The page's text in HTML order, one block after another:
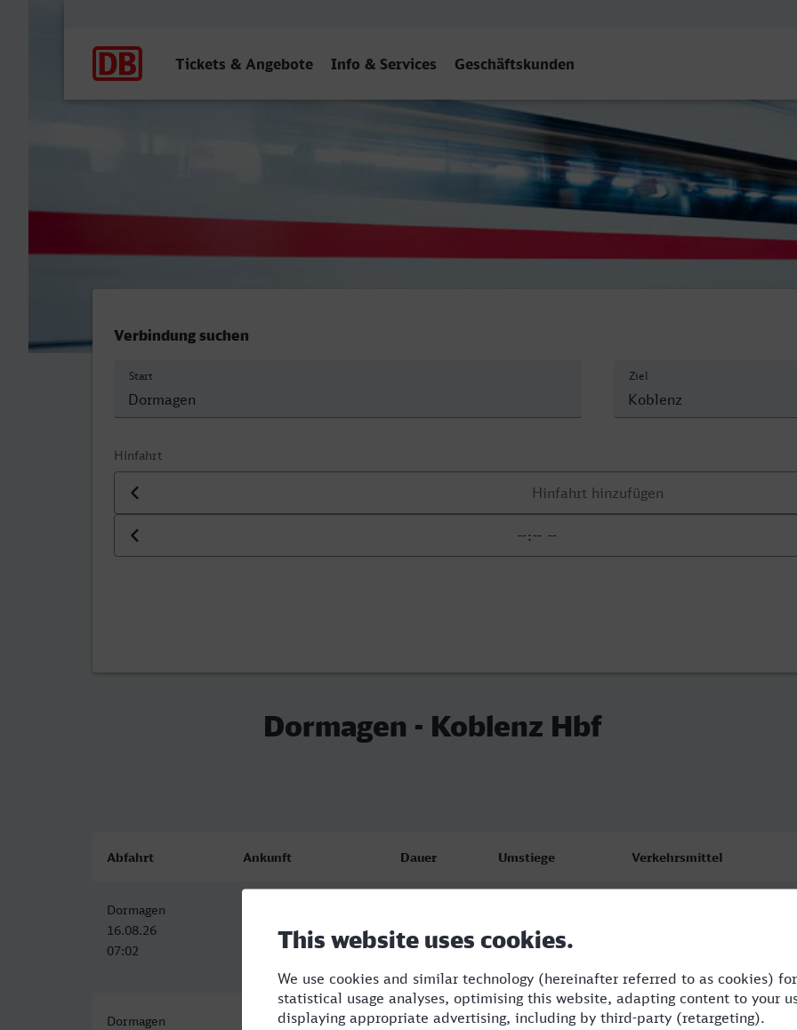
Tickets & Angebote Info & Services Geschäftskunden
Verbindung suchen
Start Ziel
Hinfahrt
Datum der Hinfahrt
Uhrzeit der Hinfahrt
Dormagen - Koblenz Hbf
Abfahrt Ankunft Dauer Umstiege Verkehrsmittel
Dormagen
16.08.26
07:02
16.08.26
Dormagen
Koblenz Hbf
1:40 1 NX